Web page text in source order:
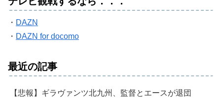
・ DAZN
・ DAZN for docomo
最近の記事
【悲報】ギラヴァンツ北九州、監督とエースが退団